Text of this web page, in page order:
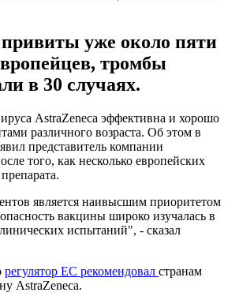
уже около пяти
тромбы
в 30 случаях.
AstraZeneca эффективна и хорошо
различного возраста. Об этом в
представитель компании
того, как несколько европейских
является наивысшим приоритетом
вакцины широко изучалась в
испытаний", - сказал
регулятор ЕС рекомендовал странам
AstraZeneca.